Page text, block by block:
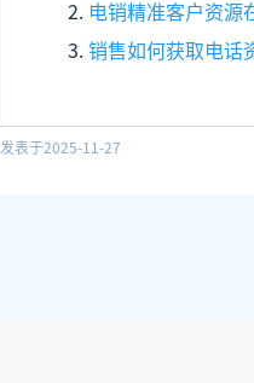
电销精准客户资源
销售如何获取电话
发表于2025-11-27